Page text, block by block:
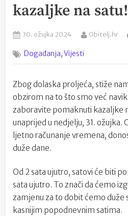
kazaljke na satu!
Posted
30. ožujka 2024 By
Obitelj.hr
Događanja,Vijesti
Zbog dolaska proljeća, stiže
obzirom na to što smo već
zaboravite pomaknuti kazaljke
unaprijed u nedjelju, 31. ožujka.
ljetno računanje vremena,
duže dane.
Od 2 sata ujutro, satovi će biti
sata ujutro. To znači da ćemo
zamjenu za to dobit ćemo duže
kasnijim popodnevnim satima.